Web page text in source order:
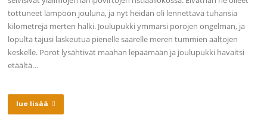
tottuneet lämpöön jouluna, ja nyt heidän oli lennettävä tuhansia
kilometrejä merten halki. Joulupukki ymmärsi porojen ongelman, ja
lopulta tajusi laskeutua pienelle saarelle meren tummien aaltojen
keskelle. Porot lysähtivät maahan lepäämään ja joulupukki havaitsi
etäältä…
lue lisää